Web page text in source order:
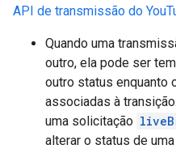
API de transmissão do
Quando uma
outro, ela pode ser
outro status enquanto
associadas à
uma solicitação
alterar o status de